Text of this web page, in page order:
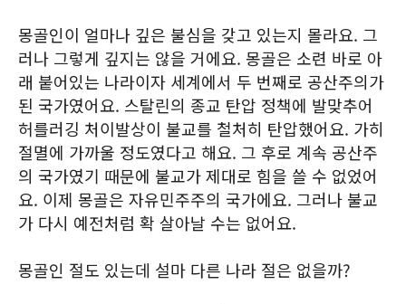
몽골인이 얼마나 깊은 불심을 갖고 있는지 몰라요. 그
러나 그렇게 깊지는 않을 거에요. 몽골은 소련 바로 아
래 붙어있는 나라이자 세계에서 두 번째로 공산주의가
된 국가였어요. 스탈린의 종교 탄압 정책에 발맞추어
허를러깅 처이발상이 불교를 철처히 탄압했어요. 가히
절멸에 가까울 정도였다고 해요. 그 후로 계속 공산주
의 국가였기 때문에 불교가 제대로 힘을 쓸 수 없었어
요. 이제 몽골은 자유민주주의 국가에요. 그러나 불교
가 다시 예전처럼 확 살아날 수는 없어요.
몽골인 절도 있는데 설마 다른 나라 절은 없을까?